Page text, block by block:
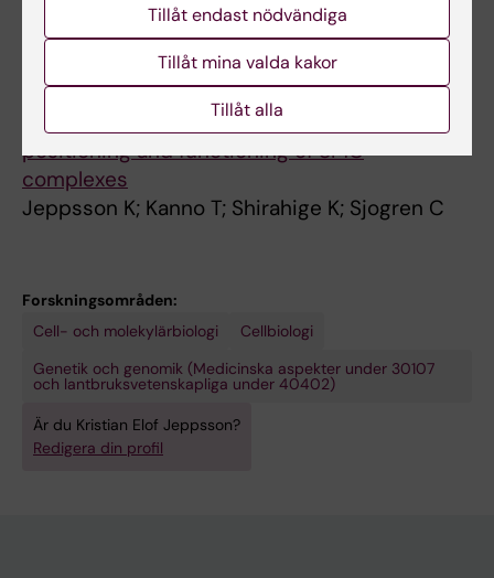
NATURE REVIEWS MOLECULAR CELL
BIOLOGY.2014;15(9):601-614
The maintenance of chromosome structure:
positioning and functioning of SMC
complexes
Jeppsson K; Kanno T; Shirahige K; Sjogren C
Forskningsområden:
Cell- och molekylärbiologi
Cellbiologi
Genetik och genomik (Medicinska aspekter under 30107
och lantbruksvetenskapliga under 40402)
Är du Kristian Elof Jeppsson?
Redigera din profil
Tillåt endast nödvändiga
Tillåt mina valda kakor
Tillåt alla